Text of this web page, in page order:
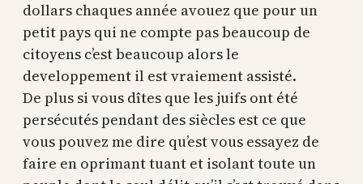
dollars chaques année avouez que pour un
petit pays qui ne compte pas beaucoup de
citoyens c’est beaucoup alors le
developpement il est vraiement assisté.
De plus si vous dîtes que les juifs ont été
persécutés pendant des siècles est ce que
vous pouvez me dire qu’est vous essayez de
faire en oprimant tuant et isolant toute un